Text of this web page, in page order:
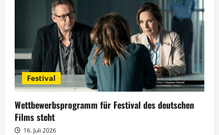
n
Festival
Wettbewerbsprogramm für Festival des deutschen
Films steht
16. Juli 2026